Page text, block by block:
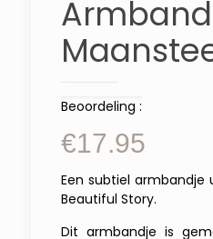
Beoordeling :
€17.95
Een subtiel
Beautiful Story.
Dit armbandje is